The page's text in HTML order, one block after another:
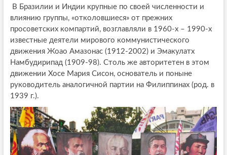
В Бразилии и Индии крупные по своей численности и
влиянию группы, «отколовшиеся» от прежних
просоветских компартий, возглавляли в 1960-х – 1990-х
известные деятели мирового коммунистического
движения Жоао Амазонас (1912-2002) и Эмакулатх
Намбудирипад (1909-98). Столь же авторитетен в этом
движении Хосе Мария Сисон, основатель и поныне
руководитель аналогичной партии на Филиппинах (род. в
1939 г.).